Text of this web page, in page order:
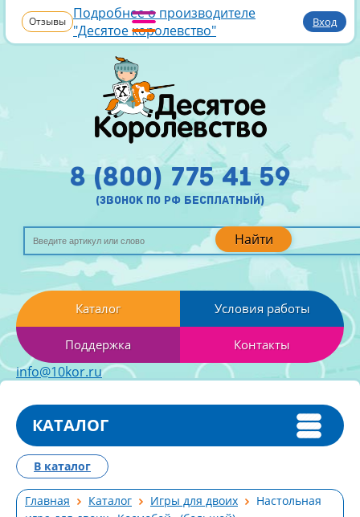
Отзывы Подробнее о производителе
"Десятое королевство"
Вход
Найти
8 (800) 775 41 59
(звонок по рф бесплатный)
Каталог Условия работы
Поддержка Контакты
info@10kor.ru
КАТАЛОГ
Главная Каталог Игры для двоих
Настольная
В каталог